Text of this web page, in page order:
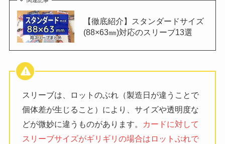
【徹底紹介】スタンダードサイズ
(88×63㎜)対応のスリーブ13選
スリーブは、ロットのぶれ（製造日が違うことで
個体差が生じること）により、サイズや透明度な
どが微妙に違うものがあります。
カードに対して
スリーブサイズがギリギリの場合はロットぶれで